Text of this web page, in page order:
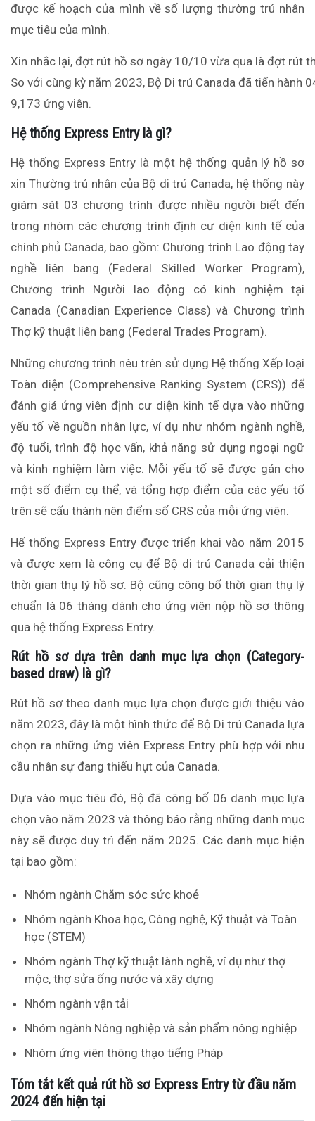
được kế hoạch của mình về số lượng thường trú nhân
mục tiêu của mình.
Xin nhắc lại, đợt rút hồ sơ ngày 10/10 vừa qua là đợt rút
So với cùng kỳ năm 2023, Bộ Di trú Canada đã tiến hành
9,173 ứng viên.
Hệ thống Express Entry là gì?
Hệ thống Express Entry là một hệ thống quản lý hồ sơ
xin Thường trú nhân của Bộ di trú Canada, hệ thống này
giám sát 03 chương trình được nhiều người biết đến
trong nhóm các chương trình định cư diện kinh tế của
chính phủ Canada, bao gồm: Chương trình Lao động tay
nghề liên bang (Federal Skilled Worker Program),
Chương trình Người lao động có kinh nghiệm tại
Canada (Canadian Experience Class) và Chương trình
Thợ kỹ thuật liên bang (Federal Trades Program).
Những chương trình nêu trên sử dụng Hệ thống Xếp loại
Toàn diện (Comprehensive Ranking System (CRS)) để
đánh giá ứng viên định cư diện kinh tế dựa vào những
yếu tố về nguồn nhân lực, ví dụ như nhóm ngành nghề,
độ tuổi, trình độ học vấn, khả năng sử dụng ngoại ngữ
và kinh nghiệm làm việc. Mỗi yếu tố sẽ được gán cho
một số điểm cụ thể, và tổng hợp điểm của các yếu tố
trên sẽ cấu thành nên điểm số CRS của mỗi ứng viên.
Hế thống Express Entry được triển khai vào năm 2015
và được xem là công cụ để Bộ di trú Canada cải thiện
thời gian thụ lý hồ sơ. Bộ cũng công bố thời gian thụ lý
chuẩn là 06 tháng dành cho ứng viên nộp hồ sơ thông
qua hệ thống Express Entry.
Rút hồ sơ dựa trên danh mục lựa chọn (Category-
based draw) là gì?
Rút hồ sơ theo danh mục lựa chọn được giới thiệu vào
năm 2023, đây là một hình thức để Bộ Di trú Canada lựa
chọn ra những ứng viên Express Entry phù hợp với nhu
cầu nhân sự đang thiếu hụt của Canada.
Dựa vào mục tiêu đó, Bộ đã công bố 06 danh mục lựa
chọn vào năm 2023 và thông báo rằng những danh mục
này sẽ được duy trì đến năm 2025. Các danh mục hiện
tại bao gồm:
Nhóm ngành Chăm sóc sức khoẻ
Nhóm ngành Khoa học, Công nghệ, Kỹ thuật và Toàn
học (STEM)
Nhóm ngành Thợ kỹ thuật lành nghề, ví dụ như thợ
mộc, thợ sửa ống nước và xây dựng
Nhóm ngành vận tải
Nhóm ngành Nông nghiệp và sản phẩm nông nghiệp
Nhóm ứng viên thông thạo tiếng Pháp
Tóm tắt kết quả rút hồ sơ Express Entry từ đầu năm
2024 đến hiện tại